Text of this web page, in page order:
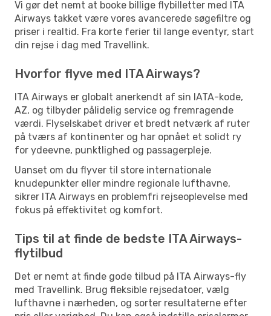
Vi gør det nemt at booke billige flybilletter med ITA
Airways takket være vores avancerede søgefiltre og
priser i realtid. Fra korte ferier til lange eventyr, start
din rejse i dag med Travellink.
Hvorfor flyve med ITA Airways?
ITA Airways er globalt anerkendt af sin IATA-kode,
AZ, og tilbyder pålidelig service og fremragende
værdi. Flyselskabet driver et bredt netværk af ruter
på tværs af kontinenter og har opnået et solidt ry
for ydeevne, punktlighed og passagerpleje.
Uanset om du flyver til store internationale
knudepunkter eller mindre regionale lufthavne,
sikrer ITA Airways en problemfri rejseoplevelse med
fokus på effektivitet og komfort.
Tips til at finde de bedste ITA Airways-
flytilbud
Det er nemt at finde gode tilbud på ITA Airways-fly
med Travellink. Brug fleksible rejsedatoer, vælg
lufthavne i nærheden, og sorter resultaterne efter